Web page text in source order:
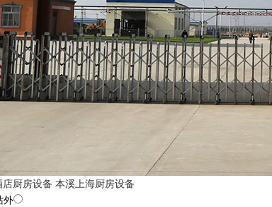
厨房设备 本溪上海厨房设备
外